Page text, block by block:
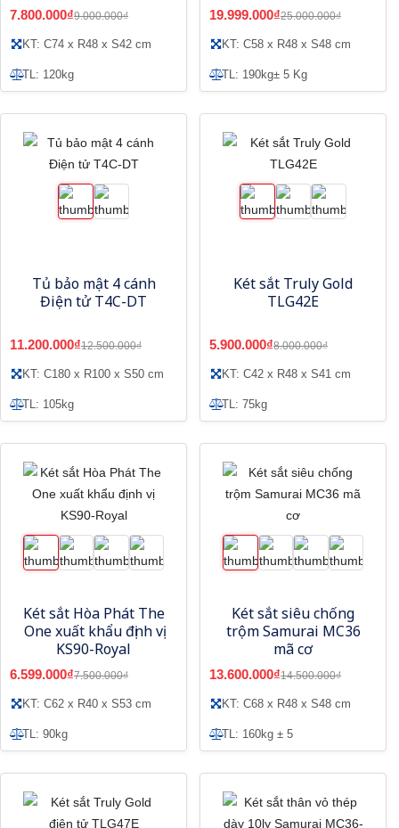
7.800.000₫9.000.000₫
KT: C74 x R48 x S42 cm
TL: 120kg
19.999.000₫25.000.000₫
KT: C58 x R48 x S48 cm
TL: 190kg± 5 Kg
Tủ bảo mật 4 cánh
Điện tử T4C-DT
11.200.000₫12.500.000₫
KT: C180 x R100 x S50 cm
TL: 105kg
Két sắt Truly Gold
TLG42E
5.900.000₫8.000.000₫
KT: C42 x R48 x S41 cm
TL: 75kg
Két sắt Hòa Phát The
One xuất khẩu định vị
KS90-Royal
6.599.000₫7.500.000₫
KT: C62 x R40 x S53 cm
TL: 90kg
Két sắt siêu chống
trộm Samurai MC36
mã cơ
13.600.000₫14.500.000₫
KT: C68 x R48 x S48 cm
TL: 160kg ± 5